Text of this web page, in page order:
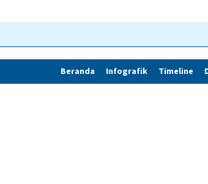
Beranda Infografik Timeline